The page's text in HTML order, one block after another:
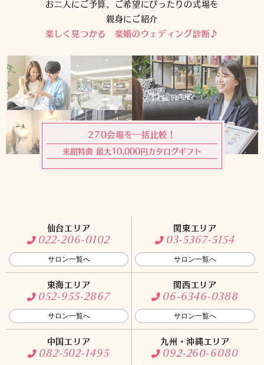
お二人にご予算、ご希望にぴったりの式場を
親身にご紹介
楽しく見つかる 楽婚のウェディング診断♪
270会場を一括比較！
来館特典 最大10,000円カタログギフト
仙台エリア
022-206-0102
サロン一覧へ
関東エリア
03-5367-5154
サロン一覧へ
東海エリア
052-955-2867
サロン一覧へ
関西エリア
06-6346-0388
サロン一覧へ
中国エリア
082-502-1495
九州・沖縄エリア
092-260-6080